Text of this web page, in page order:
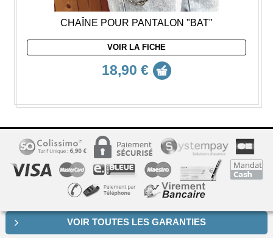
CHAÎNE POUR PANTALON "BAT"
VOIR LA FICHE
18,90 €
VOIR TOUTES LES GARANTIES